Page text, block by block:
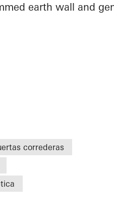
earth wall and
correderas